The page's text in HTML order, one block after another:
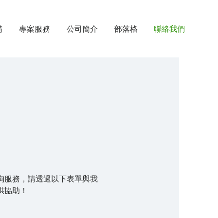
專案服務 公司簡介 部落格 聯絡我們
服務，請透過以下表單與我
助！